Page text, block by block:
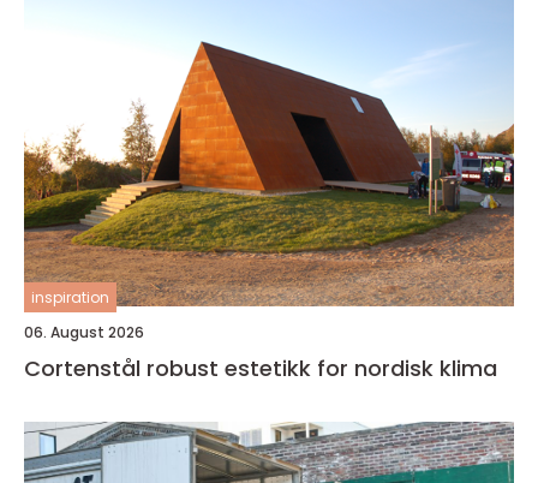
inspiration
06. August 2026
Cortenstål robust estetikk for nordisk klima